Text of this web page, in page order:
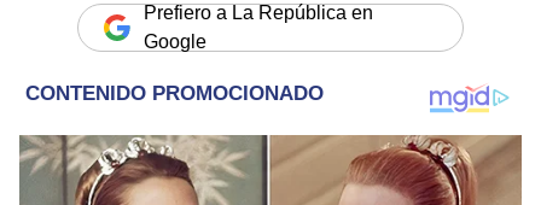
Prefiero a La República en
Google